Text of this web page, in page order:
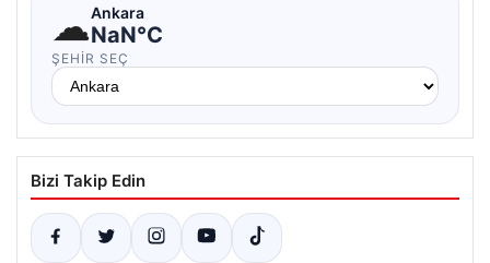
☁Ankara
NaN°C
ŞEHIR SEÇ
Bizi Takip Edin